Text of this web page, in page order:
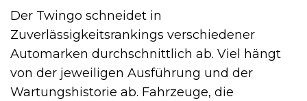
Der Twingo schneidet in
Zuverlässigkeitsrankings verschiedener
Automarken durchschnittlich ab. Viel hängt
von der jeweiligen Ausführung und der
Wartungshistorie ab. Fahrzeuge, die